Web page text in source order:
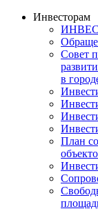
Инвесторам
Совет
в
План